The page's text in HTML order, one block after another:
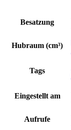
Besatzung
Hubraum (cm³)
Tags
Eingestellt am
Aufrufe